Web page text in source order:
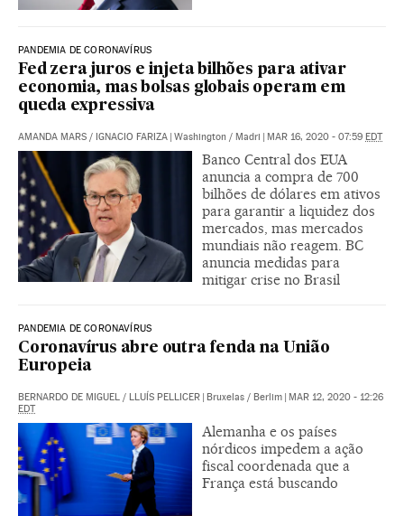
PANDEMIA DE CORONAVÍRUS
Fed zera juros e injeta bilhões para ativar
economia, mas bolsas globais operam em
queda expressiva
AMANDA MARS / IGNACIO FARIZA | Washington / Madri | MAR 16, 2020 - 07:59 EDT
Banco Central dos EUA
anuncia a compra de 700
bilhões de dólares em ativos
para garantir a liquidez dos
mercados, mas mercados
mundiais não reagem. BC
anuncia medidas para
mitigar crise no Brasil
PANDEMIA DE CORONAVÍRUS
Coronavírus abre outra fenda na União
Europeia
BERNARDO DE MIGUEL / LLUÍS PELLICER | Bruxelas / Berlim | MAR 12, 2020 - 12:26
EDT
Alemanha e os países
nórdicos impedem a ação
fiscal coordenada que a
França está buscando